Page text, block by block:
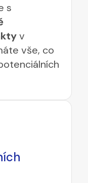
s
v
vše, co